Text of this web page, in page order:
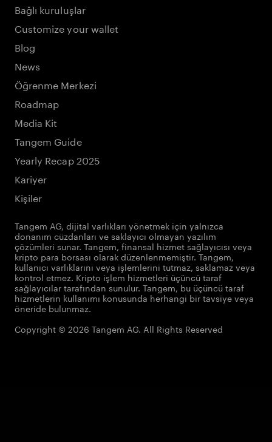
Bağlı kuruluşlar
Customize your wallet
Blog
News
Öğrenme Merkezi
Roadmap
Media Kit
Tangem Guide
Yearly Recap 2025
Kariyer
Kişiler
Tangem AG, dijital varlıkları yönetmek için yalnızca
donanım cüzdanları ve saklayıcı olmayan yazılım
çözümleri sunar. Tangem, finansal hizmet sağlayıcısı veya
kripto para borsası olarak düzenlenmemiştir. Tangem,
kullanıcı varlıklarını veya işlemlerini tutmaz, saklamaz veya
kontrol etmez. Kripto işlem hizmetleri üçüncü taraf
sağlayıcılar tarafından sunulur. Tangem, bu üçüncü taraf
hizmetlerin kullanımı konusunda herhangi bir tavsiye veya
öneride bulunmaz.